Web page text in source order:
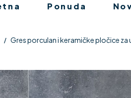
Ponuda
Gres porculan i keramičke pločice za